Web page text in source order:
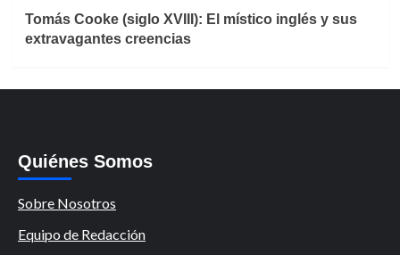
Tomás Cooke (siglo XVIII): El místico inglés y sus
extravagantes creencias
Quiénes Somos
Sobre Nosotros
Equipo de Redacción